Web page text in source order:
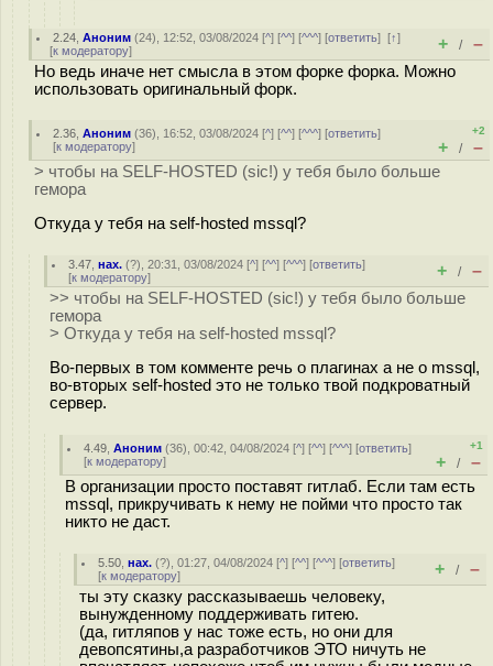
2.24 ,Аноним (24), 12:52, 03/08/2024 [^] [^^] [^^^] [ответить][↑]
[к модератору] + / –
Но ведь иначе нет смысла в этом форке форка. Можно
использовать оригинальный форк.
2.36 ,Аноним (36), 16:52, 03/08/2024 [^] [^^] [^^^] [ответить]
[к модератору]
+2
+ / –
> чтобы на SELF-HOSTED (sic!) у тебя было больше
гемора
Откуда у тебя на self-hosted mssql?
3.47 ,нах. (?), 20:31, 03/08/2024 [^] [^^] [^^^] [ответить]
[к модератору] + / –
>> чтобы на SELF-HOSTED (sic!) у тебя было больше
гемора
> Откуда у тебя на self-hosted mssql?
Во-первых в том комменте речь о плагинах а не о mssql,
во-вторых self-hosted это не только твой подкроватный
сервер.
4.49 ,Аноним (36), 00:42, 04/08/2024 [^] [^^] [^^^] [ответить]
[к модератору]
+1
+ / –
В организации просто поставят гитлаб. Если там есть
mssql, прикручивать к нему не пойми что просто так
никто не даст.
5.50 ,нах. (?), 01:27, 04/08/2024 [^] [^^] [^^^] [ответить]
[к модератору] + / –
ты эту сказку рассказываешь человеку,
вынужденному поддерживать гитею.
(да, гитляпов у нас тоже есть, но они для
девопсятины,а разработчиков ЭТО ничуть не